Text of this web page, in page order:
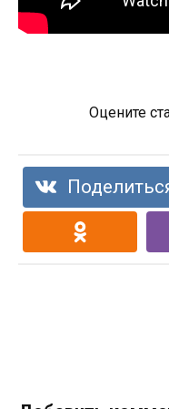
Оцените